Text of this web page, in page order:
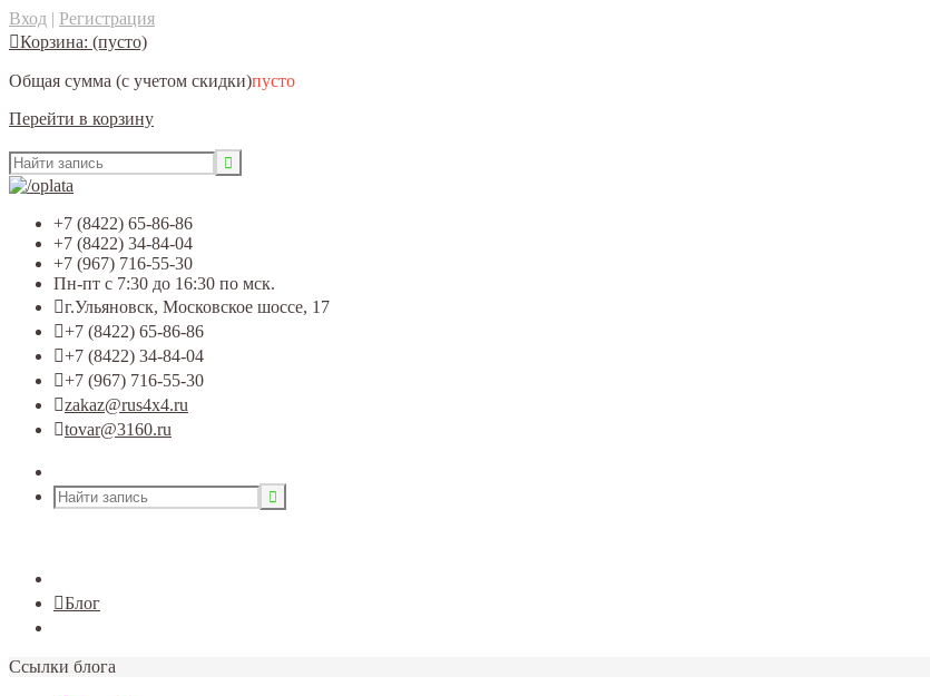
Вход | Регистрация
Корзина: (пусто)
Общая сумма (с учетом скидки)пусто
Перейти в корзину
+7 (8422) 65-86-86
+7 (8422) 34-84-04
+7 (967) 716-55-30
Пн-пт с 7:30 до 16:30 по мск.
г.Ульяновск, Московское шоссе, 17
+7 (8422) 65-86-86
+7 (8422) 34-84-04
+7 (967) 716-55-30
zakaz@rus4x4.ru
tovar@3160.ru
Блог
Ссылки блога